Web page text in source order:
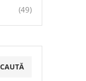
(49)
CAUTĂ